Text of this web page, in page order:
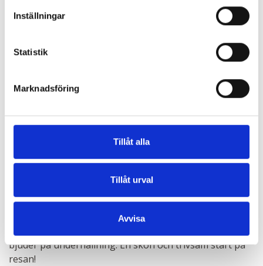
Inställningar
Statistik
Marknadsföring
Tillåt alla
Tillåt urval
Avvisa
Till middag blir det en kulinarisk smakresa tillagad från
grunden med fina råvaror och litervis med kärlek.
frukostbuffé ingår i resans pris!
NYHET! Early Boarding ingår för dig
som åker buss
Som bussresenär får du något extra – Early Boarding!
Reser du med anslutningsbuss till Birka får du gå
ombord före alla andra, redan vid kl. 15.15 och starta
din kryssning i lugn och ro. Med Early Boarding slipper
kryssningen. Du välkomnas upp på Terrassen där du
kan koppla av, köpa något litet att äta eller något gott
att dricka, samtidigt som våra egna kryssningsvärdar
bjuder på underhållning. En skön och trivsam start på
resan!